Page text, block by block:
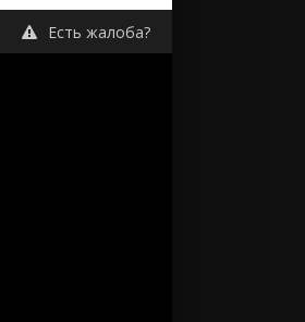
Есть жалоба?